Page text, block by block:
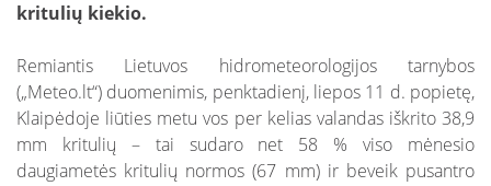
kritulių kiekio.
Remiantis Lietuvos hidrometeorologijos tarnybos
(„Meteo.lt“) duomenimis, penktadienį, liepos 11 d. popietę,
Klaipėdoje liūties metu vos per kelias valandas iškrito 38,9
mm kritulių – tai sudaro net 58 % viso mėnesio
daugiametės kritulių normos (67 mm) ir beveik pusantro